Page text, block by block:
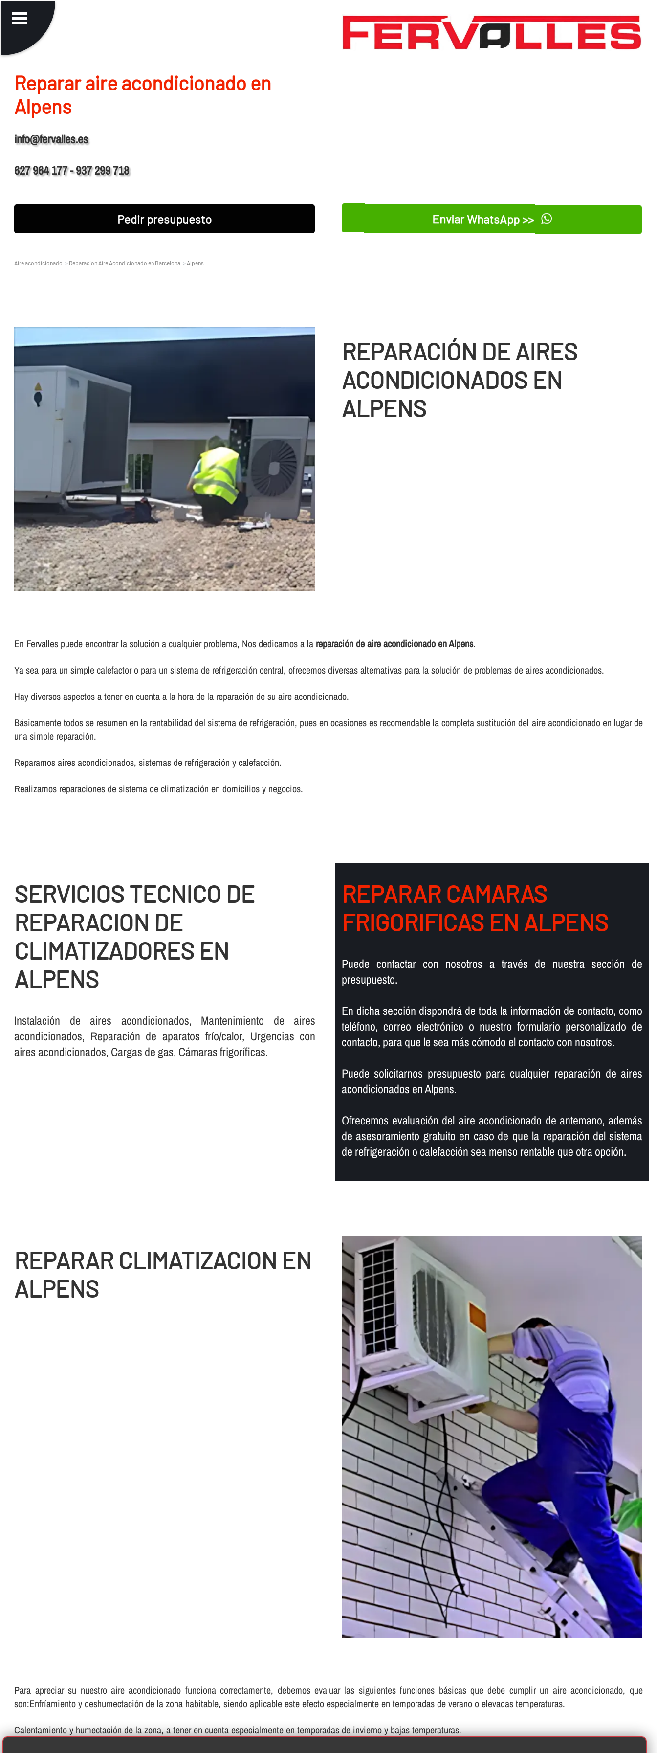
Reparar aire acondicionado en
Alpens
info@fervalles.es
627 964 177 - 937 299 718
Pedir presupuesto Enviar WhatsApp >>
Aire acondicionado Reparacion Aire Acondicionado en Barcelona Alpens
REPARACIÓN DE AIRES
ACONDICIONADOS EN
ALPENS
En Fervalles puede encontrar la solución a cualquier problema, Nos dedicamos a la reparación de aire acondicionado en Alpens.
Ya sea para un simple calefactor o para un sistema de refrigeración central, ofrecemos diversas alternativas para la solución de problemas de aires acondicionados.
Hay diversos aspectos a tener en cuenta a la hora de la reparación de su aire acondicionado.
Básicamente todos se resumen en la rentabilidad del sistema de refrigeración, pues en ocasiones es recomendable la completa sustitución del aire acondicionado en lugar de
una simple reparación.
Reparamos aires acondicionados, sistemas de refrigeración y calefacción.
Realizamos reparaciones de sistema de climatización en domicilios y negocios.
SERVICIOS TECNICO DE
REPARACION DE
CLIMATIZADORES EN
ALPENS
Instalación de aires acondicionados, Mantenimiento de aires
acondicionados, Reparación de aparatos frí­o/calor, Urgencias con
aires acondicionados, Cargas de gas, Cámaras frigorí­ficas.
REPARAR CAMARAS
FRIGORIFICAS EN ALPENS
Puede contactar con nosotros a través de nuestra sección de
presupuesto.
En dicha sección dispondrá de toda la información de contacto, como
teléfono, correo electrónico o nuestro formulario personalizado de
contacto, para que le sea más cómodo el contacto con nosotros.
Puede solicitarnos presupuesto para cualquier reparación de aires
acondicionados en Alpens.
Ofrecemos evaluación del aire acondicionado de antemano, además
de asesoramiento gratuito en caso de que la reparación del sistema
de refrigeración o calefacción sea menso rentable que otra opción.
REPARAR CLIMATIZACION EN
ALPENS
Para apreciar su nuestro aire acondicionado funciona correctamente, debemos evaluar las siguientes funciones básicas que debe cumplir un aire acondicionado, que
son:Enfrí­amiento y deshumectación de la zona habitable, siendo aplicable este efecto especialmente en temporadas de verano o elevadas temperaturas.
Calentamiento y humectación de la zona, a tener en cuenta especialmente en temporadas de invierno y bajas temperaturas.